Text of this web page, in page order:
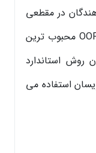
در مقطعی
از حرفه خود از آن استفاده می کنند. OOP محبوب ترین
روش استاندارد
استفاده می